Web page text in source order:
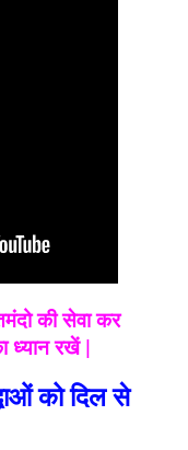
की सेवा कर
रखें |
को दिल से